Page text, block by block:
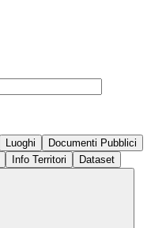
Luoghi
Documenti Pubblici
Info Territori Dataset